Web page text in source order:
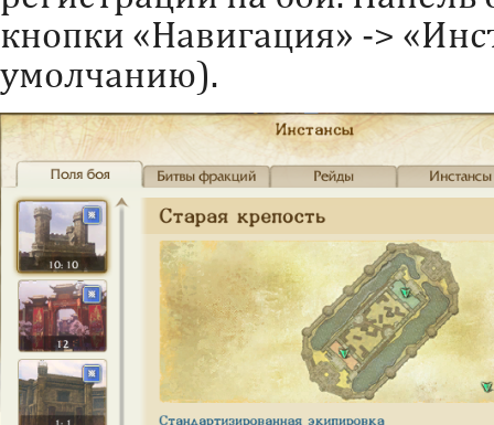
кнопки «Навигация» ->
умолчанию).